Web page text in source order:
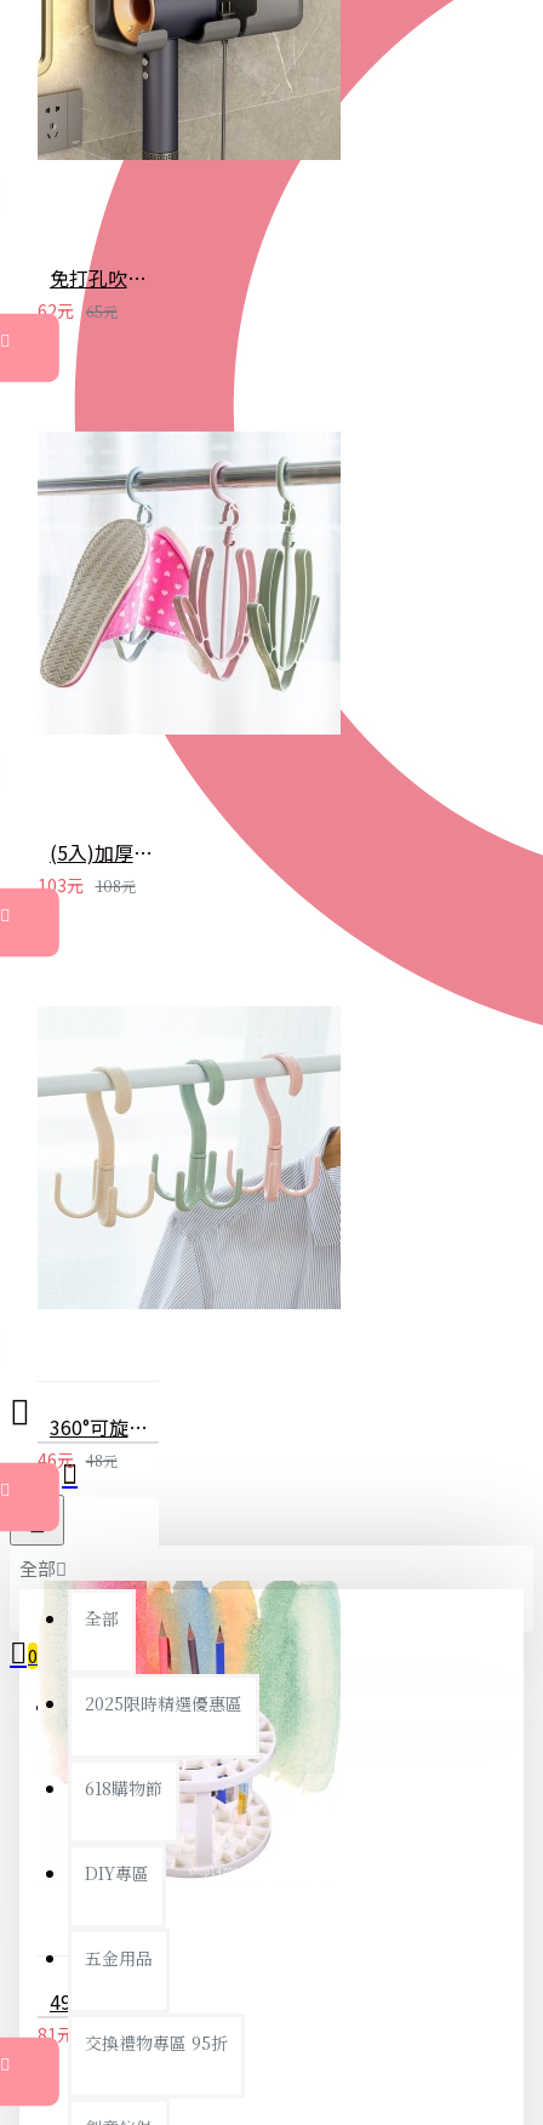
全部
全部
2025限時精選優惠區
618購物節
DIY專區
五金用品
交換禮物專區 95折
0
您的購物車內沒有商品！
免打孔吹風機置物架 吹風機 支架 掛架 吹風機收納 置物架 收納架 收納支架 掛勾
62元 65元
(5入)加厚防風360度曬鞋架 雙勾活動式鞋架掛勾 晾曬鞋架
103元 108元
360°可旋轉S鉤 圍巾掛架 皮帶包包收納架 塑膠衣服掛勾
46元 48元
81元 85元